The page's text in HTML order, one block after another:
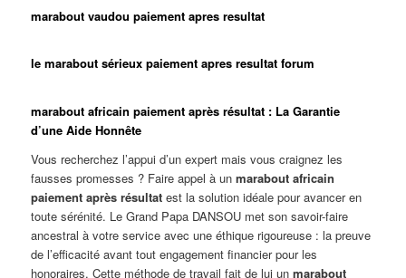
marabout vaudou paiement apres resultat
le marabout sérieux paiement apres resultat forum
marabout africain paiement après résultat : La Garantie
d’une Aide Honnête
Vous recherchez l’appui d’un expert mais vous craignez les
fausses promesses ? Faire appel à unmarabout africain
paiement après résultat est la solution idéale pour avancer en
toute sérénité. Le Grand Papa DANSOU met son savoir-faire
ancestral à votre service avec une éthique rigoureuse : la preuve
de l’efficacité avant tout engagement financier pour les
honoraires. Cette méthode de travail fait de lui unmarabout